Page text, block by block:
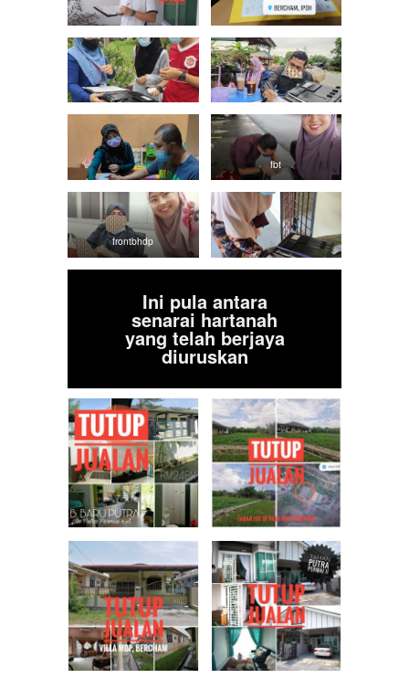
fbt
frontbhdp
Ini pula antara
senarai hartanah
yang telah berjaya
diuruskan